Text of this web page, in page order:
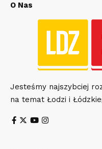
O Nas
Jesteśmy najszybciej
na temat Łodzi i